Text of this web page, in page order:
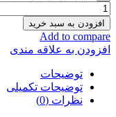
افزودن به سبد خرید
Add to compare
افزودن به علاقه مندی
توضیحات
توضیحات تکمیلی
نظرات (0)